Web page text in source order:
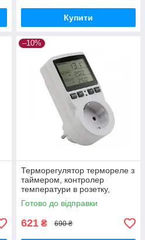
Купити
–10%
Терморегулятор термореле з
таймером, контролер
температури в розетку,
таймер для розетки 3600 Вт
16 А
Готово до відправки
621 ₴ 690 ₴